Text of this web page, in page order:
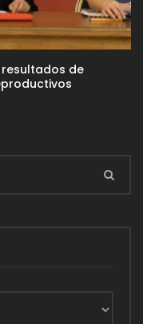
resultados de